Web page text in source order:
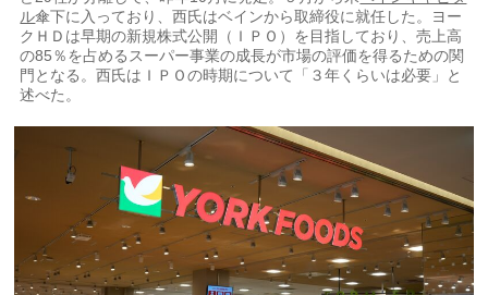
ル傘下に入っており、西氏はベインから取締役に就任した。ヨー
クＨＤは早期の新規株式公開（ＩＰＯ）を目指しており、売上高
の85％を占めるスーパー事業の成長が市場の評価を得るための関
門となる。西氏はＩＰＯの時期について「３年くらいは必要」と
述べた。